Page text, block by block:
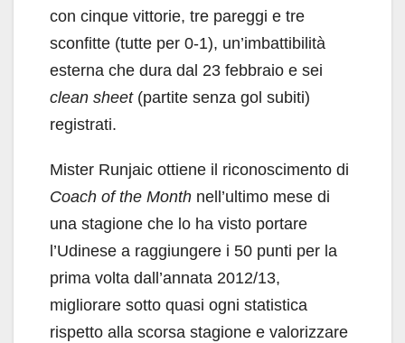
con cinque vittorie, tre pareggi e tre
sconfitte (tutte per 0-1), un’imbattibilità
esterna che dura dal 23 febbraio e sei
clean sheet(partite senza gol subiti)
registrati.
Mister Runjaic ottiene il riconoscimento di
Coach of the Month nell’ultimo mese di
una stagione che lo ha visto portare
l’Udinese a raggiungere i 50 punti per la
prima volta dall’annata 2012/13,
migliorare sotto quasi ogni statistica
rispetto alla scorsa stagione e valorizzare